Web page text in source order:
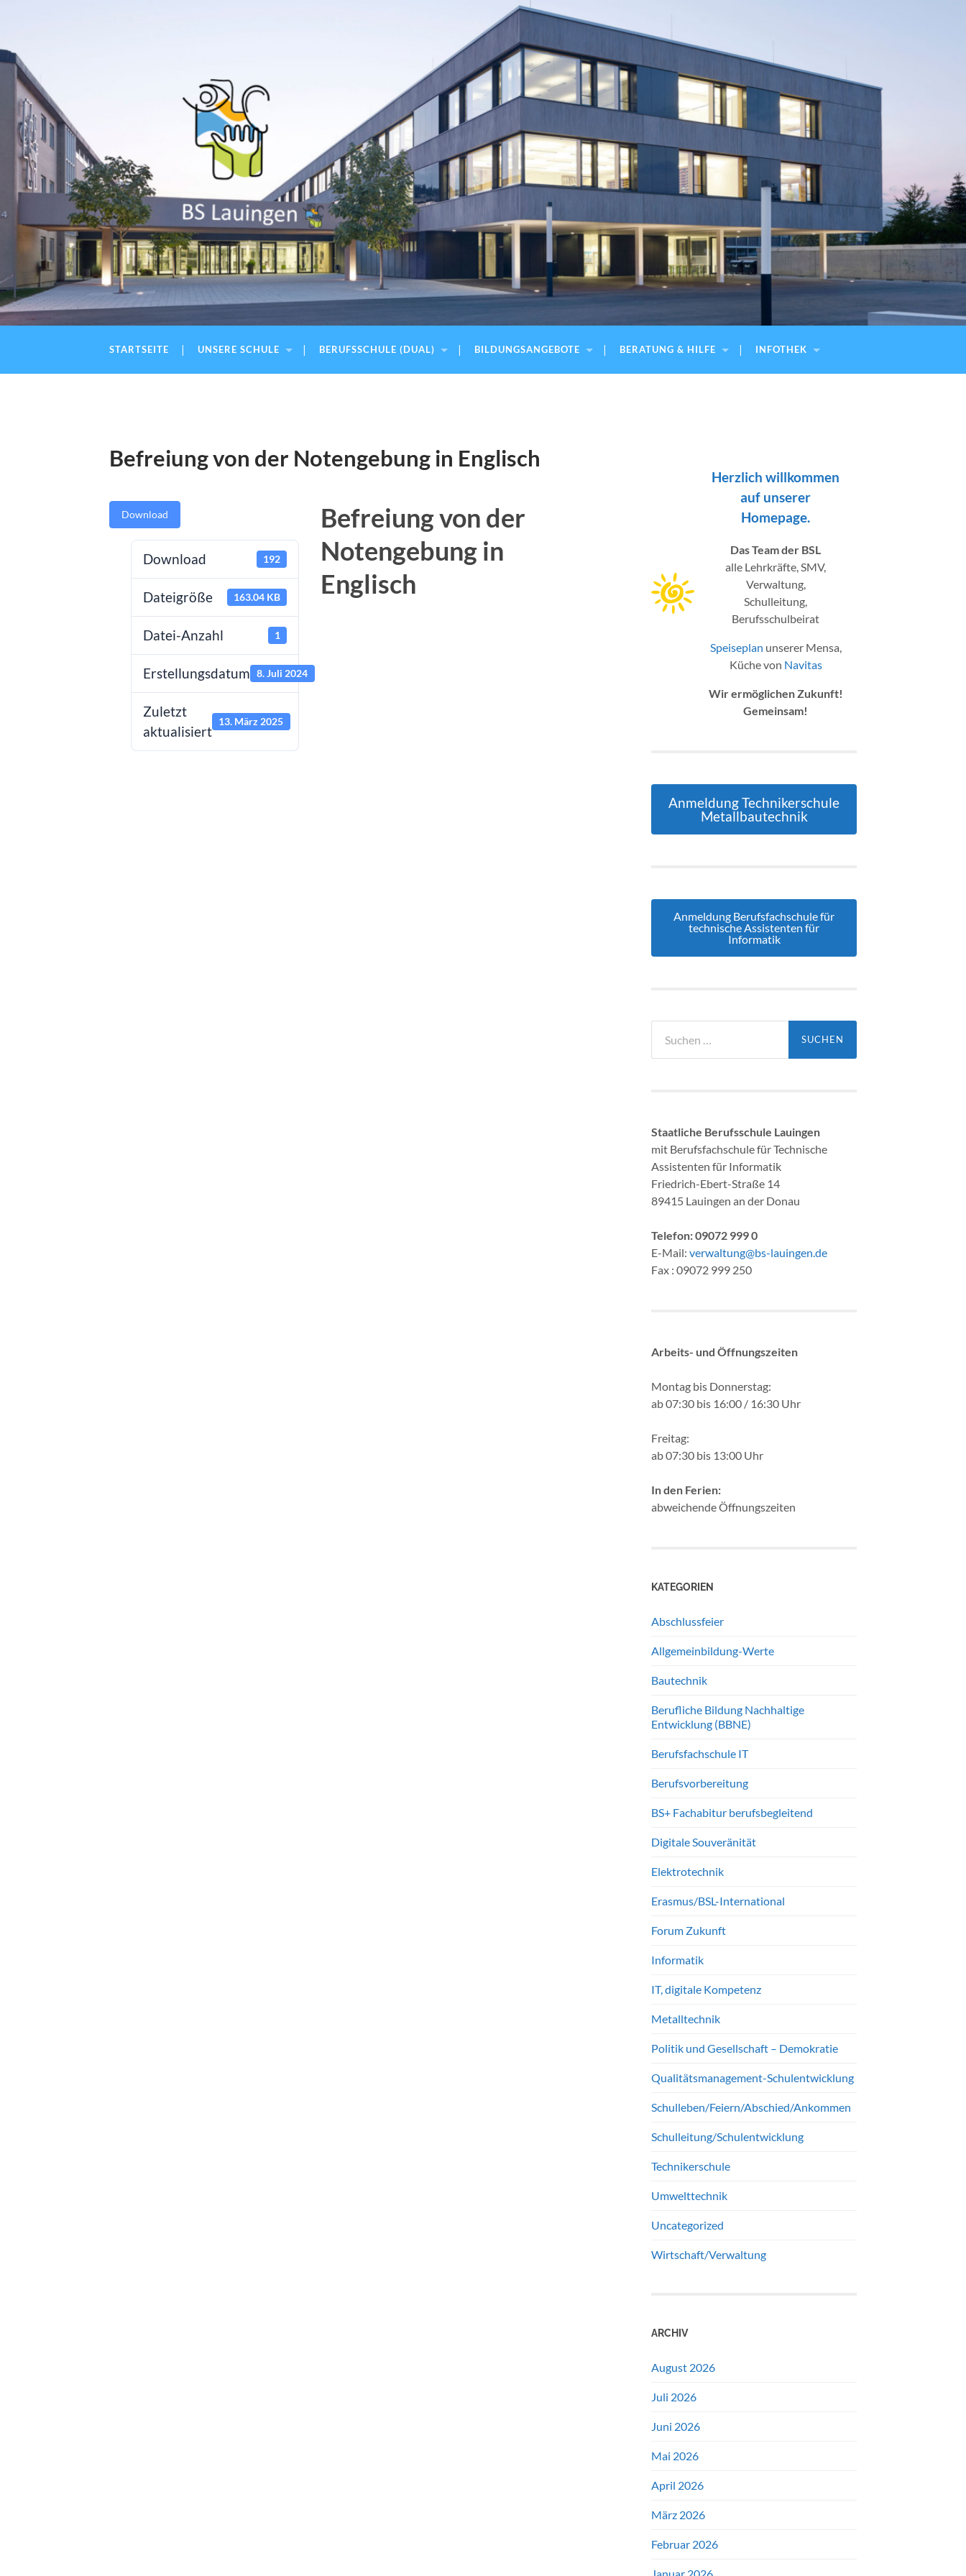
BS
STARTSEITE UNSERE SCHULE BERUFSSCHULE (DUAL) BILDUNGSANGEBOTE BERATUNG & HILFE INFOTHEK
Befreiung von der Notengebung in Englisch
Download
Download 192
Dateigröße 163.04 KB
Datei-Anzahl 1
Erstellungsdatum 8. Juli 2024
Zuletzt
aktualisiert
13. März 2025
Befreiung von der
Notengebung in
Englisch
Herzlich willkommen
auf unserer
Homepage.
Das Team der BSL
alle Lehrkräfte, SMV,
Verwaltung,
Schulleitung,
Berufsschulbeirat
Speiseplan unserer Mensa,
Küche von Navitas
Wir ermöglichen Zukunft!
Gemeinsam!
Anmeldung Technikerschule
Metallbautechnik
Anmeldung Berufsfachschule für
technische Assistenten für
Informatik
nach:
Staatliche Berufsschule Lauingen
mit Berufsfachschule für Technische
Assistenten für Informatik
Friedrich-Ebert-Straße 14
89415 Lauingen an der Donau
Telefon: 09072 999 0
E-Mail: verwaltung@bs-lauingen.de
Fax : 09072 999 250
Arbeits- und Öffnungszeiten
Montag bis Donnerstag:
ab 07:30 bis 16:00 / 16:30 Uhr
Freitag:
ab 07:30 bis 13:00 Uhr
In den Ferien:
abweichende Öffnungszeiten
KATEGORIEN
Abschlussfeier
Allgemeinbildung-Werte
Bautechnik
Berufliche Bildung Nachhaltige
Entwicklung (BBNE)
Berufsfachschule IT
Berufsvorbereitung
BS+ Fachabitur berufsbegleitend
Digitale Souveränität
Elektrotechnik
Erasmus/BSL-International
Forum Zukunft
Informatik
IT, digitale Kompetenz
Metalltechnik
Politik und Gesellschaft – Demokratie
Qualitätsmanagement-Schulentwicklung
Schulleben/Feiern/Abschied/Ankommen
Schulleitung/Schulentwicklung
Technikerschule
Umwelttechnik
Uncategorized
Wirtschaft/Verwaltung
ARCHIV
August 2026
Juli 2026
Juni 2026
Mai 2026
April 2026
März 2026
Februar 2026
Januar 2026